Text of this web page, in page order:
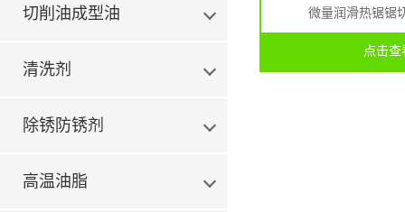
切削油成型油
清洗剂
除锈防锈剂
高温油脂
微量润滑热锯锯
点击查